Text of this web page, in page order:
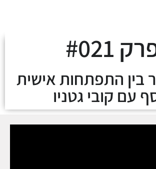
#021
בין התפתחות אישית
עם קובי גטניו